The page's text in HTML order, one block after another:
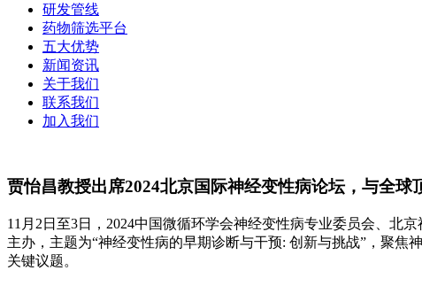
研发管线
药物筛选平台
五大优势
新闻资讯
关于我们
联系我们
加入我们
贾怡昌教授出席2024北京国际神经变性病论坛，与全
11月2日至3日，2024中国微循环学会神经变性病专业委员会、北
主办，主题为“神经变性病的早期诊断与干预: 创新与挑战”，聚
关键议题。